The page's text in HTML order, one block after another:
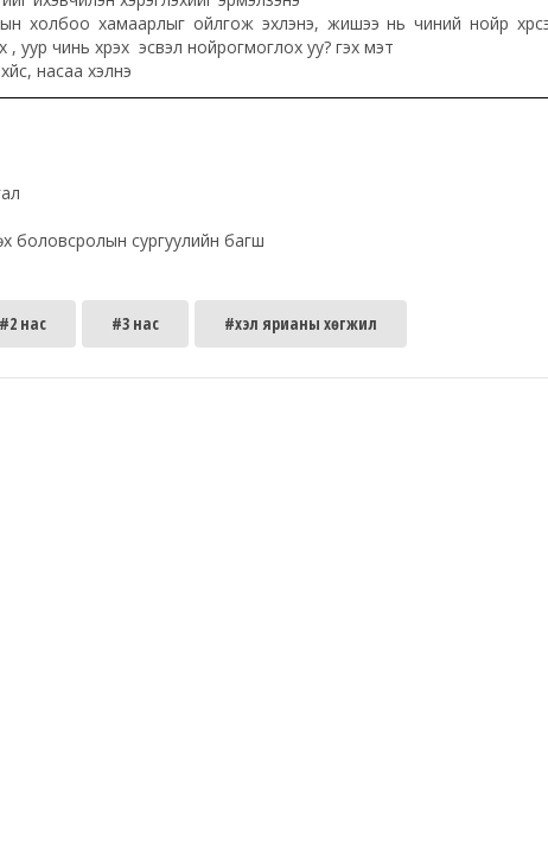
холбоо хамаарлыг ойлгож эхлэнэ, жишээ нь чиний нойр
үү, уур чинь хүрэх үү эсвэл нойрогмоглох уу? гэх мэт
насаа хэлнэ
боловсролын сургуулийн багш
#2 нас #3 нас #хэл ярианы хөгжил